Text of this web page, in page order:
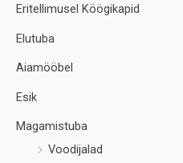
Eritellimusel Köögikapid
Elutuba
Aiamööbel
Esik
Magamistuba
Voodijalad